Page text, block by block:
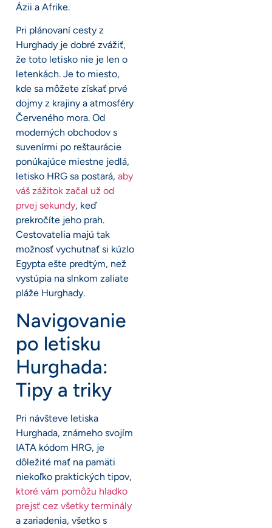
Ázii a Afrike.
Pri plánovaní cesty z
Hurghady je dobré zvážiť,
že toto letisko nie je len o
letenkách. Je to miesto,
kde sa môžete získať prvé
dojmy z krajiny a atmosféry
Červeného mora. Od
moderných obchodov s
suvenírmi po reštaurácie
ponúkajúce miestne jedlá,
letisko HRG sa postará, aby
váš zážitok začal už od
prvej sekundy, keď
prekročíte jeho prah.
Cestovatelia majú tak
možnosť vychutnať si kúzlo
Egypta ešte predtým, než
vystúpia na slnkom zaliate
pláže Hurghady.
Navigovanie
po letisku
Hurghada:
Tipy a triky
Pri návšteve letiska
Hurghada, známeho svojím
IATA kódom HRG, je
dôležité mať na pamäti
niekoľko praktických tipov,
ktoré vám pomôžu hladko
prejsť cez všetky terminály
a zariadenia, všetko s